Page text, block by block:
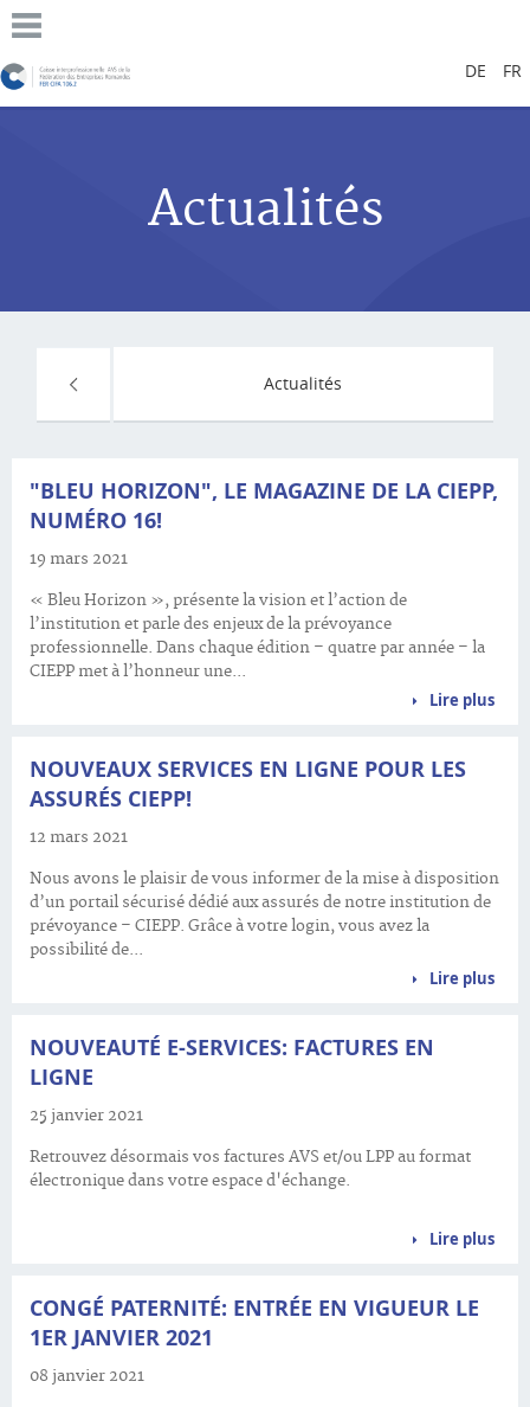
DE FR
Actualités
Actualités
"BLEU HORIZON", LE MAGAZINE DE LA CIEPP,
NUMÉRO 16!
19 mars 2021
« Bleu Horizon », présente la vision et l’action de
l’institution et parle des enjeux de la prévoyance
professionnelle. Dans chaque édition – quatre par année – la
CIEPP met à l’honneur une...
Lire plus
NOUVEAUX SERVICES EN LIGNE POUR LES
ASSURÉS CIEPP!
12 mars 2021
Nous avons le plaisir de vous informer de la mise à disposition
d’un portail sécurisé dédié aux assurés de notre institution de
prévoyance – CIEPP. Grâce à votre login, vous avez la
possibilité de...
Lire plus
NOUVEAUTÉ E-SERVICES: FACTURES EN
LIGNE
25 janvier 2021
Retrouvez désormais vos factures AVS et/ou LPP au format
électronique dans votre espace d'échange.
Lire plus
CONGÉ PATERNITÉ: ENTRÉE EN VIGUEUR LE
1ER JANVIER 2021
08 janvier 2021